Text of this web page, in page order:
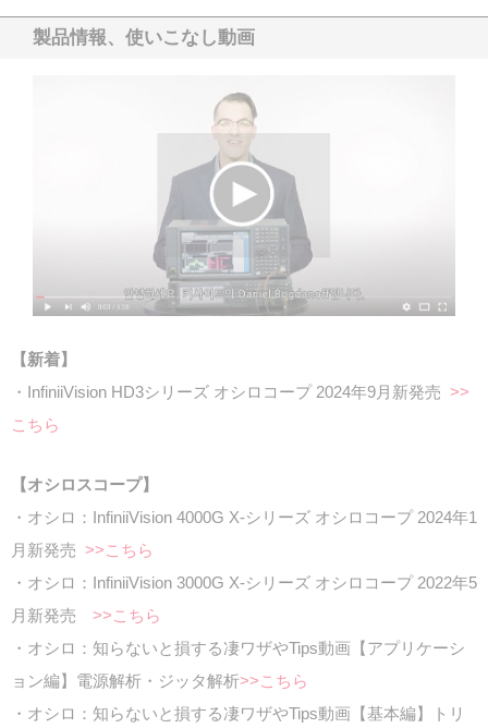
製品情報、使いこなし動画
【新着】
・InfiniiVision HD3シリーズ オシロコープ 2024年9月新発売 >>
こちら
【オシロスコープ】
・オシロ：InfiniiVision 4000G X-シリーズ オシロコープ 2024年1
月新発売 >>こちら
・オシロ：InfiniiVision 3000G X-シリーズ オシロコープ 2022年5
月新発売 >>こちら
・オシロ：知らないと損する凄ワザやTips動画【アプリケーシ
ョン編】電源解析・ジッタ解析>>こちら
・オシロ：知らないと損する凄ワザやTips動画【基本編】トリ